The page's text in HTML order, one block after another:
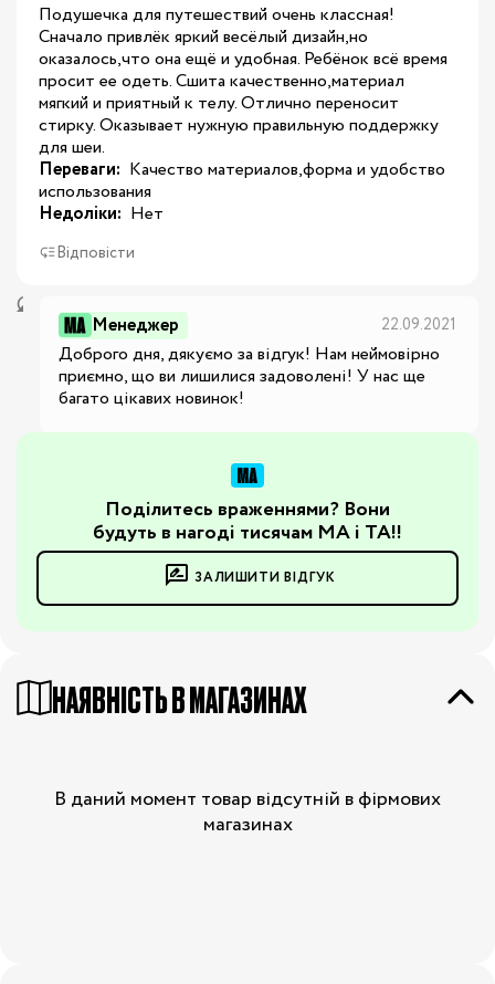
Подушечка для путешествий очень классная!
Сначало привлёк яркий весёлый дизайн,но
оказалось,что она ещё и удобная. Ребёнок всё время
просит ее одеть. Сшита качественно,материал
мягкий и приятный к телу. Отлично переносит
стирку. Оказывает нужную правильную поддержку
для шеи.
Переваги: Качество материалов,форма и удобство
использования
Недоліки: Нет
Відповісти
Менеджер 22.09.2021
Доброго дня, дякуємо за відгук! Нам неймовірно
приємно, що ви лишилися задоволені! У нас ще
багато цікавих новинок!
Поділитесь враженнями? Вони
будуть в нагоді тисячам МА і ТА!!
ЗАЛИШИТИ ВІДГУК
НАЯВНІСТЬ В МАГАЗИНАХ
В даний момент товар відсутній в фірмових
магазинах